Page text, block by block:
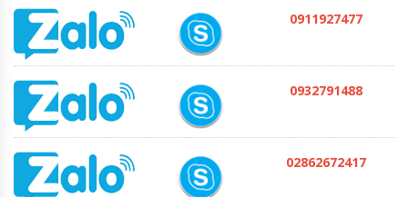
0911927477
0932791488
02862672417